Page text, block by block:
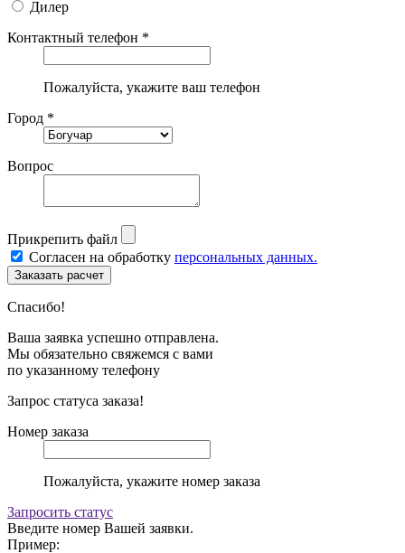
Дилер
Контактный телефон *
Пожалуйста, укажите ваш телефон
Город *
Вопрос
Прикрепить файл
Согласен на обработку персональных данных.
Спасибо!
Ваша заявка успешно отправлена.
Мы обязательно свяжемся с вами
по указанному телефону
Запрос статуса заказа!
Номер заказа
Пожалуйста, укажите номер заказа
Запросить статус
Введите номер Вашей заявки.
Пример: